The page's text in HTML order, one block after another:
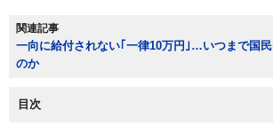
関連記事
一向に給付されない｢一律10万円｣…いつまで国
のか
目次